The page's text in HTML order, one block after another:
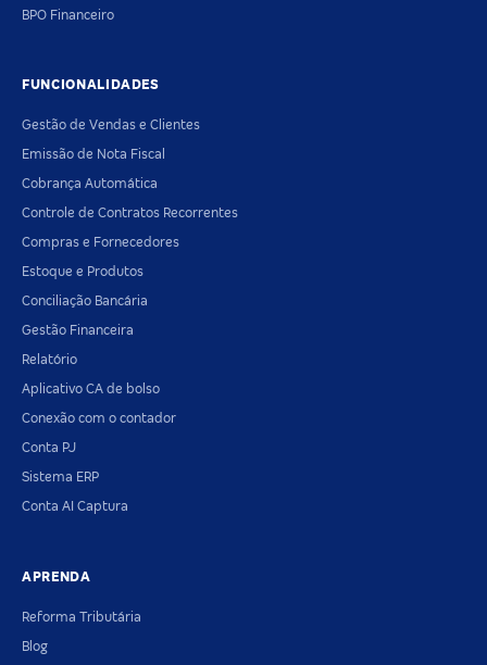
BPO Financeiro
FUNCIONALIDADES
Gestão de Vendas e Clientes
Emissão de Nota Fiscal
Cobrança Automática
Controle de Contratos Recorrentes
Compras e Fornecedores
Estoque e Produtos
Conciliação Bancária
Gestão Financeira
Relatório
Aplicativo CA de bolso
Conexão com o contador
Conta PJ
Sistema ERP
Conta AI Captura
APRENDA
Reforma Tributária
Blog